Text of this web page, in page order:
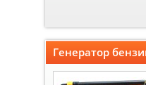
Генератор